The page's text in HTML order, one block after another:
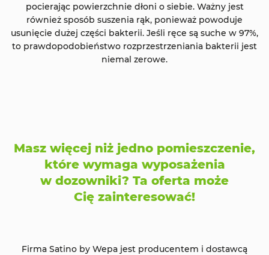
pocierając powierzchnie dłoni o siebie. Ważny jest
również sposób suszenia rąk, ponieważ powoduje
usunięcie dużej części bakterii. Jeśli ręce są suche w 97%,
to prawdopodobieństwo rozprzestrzeniania bakterii jest
niemal zerowe.
Masz więcej niż jedno pomieszczenie,
które wymaga wyposażenia
w dozowniki? Ta oferta może
Cię zainteresować!
Firma Satino by Wepa jest producentem i dostawcą